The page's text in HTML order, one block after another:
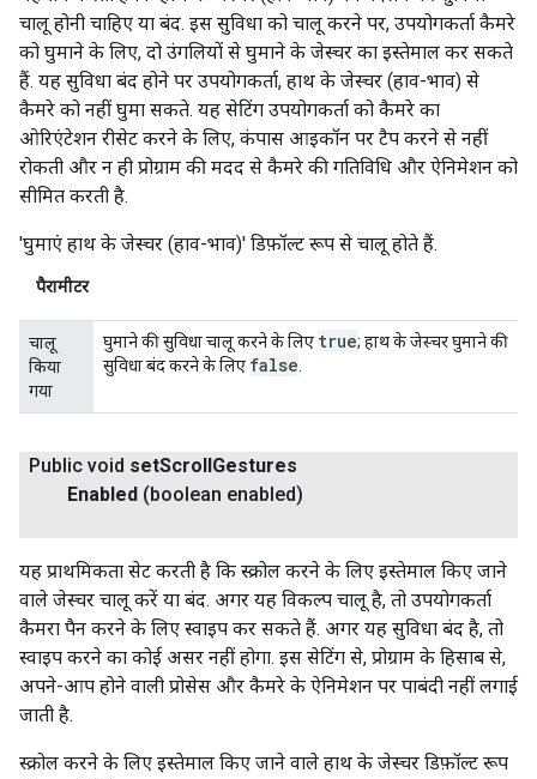
चालू होनी चाहिए या बंद. इस सुविधा को चालू करने पर, उपयोगकर्ता कैमरे
को घुमाने के लिए, दो उंगलियों से घुमाने के जेस्चर का इस्तेमाल कर सकते
हैं. यह सुविधा बंद होने पर उपयोगकर्ता, हाथ के जेस्चर (हाव-भाव) से
कैमरे को नहीं घुमा सकते. यह सेटिंग उपयोगकर्ता को कैमरे का
ओरिएंटेशन रीसेट करने के लिए, कंपास आइकॉन पर टैप करने से नहीं
रोकती और न ही प्रोग्राम की मदद से कैमरे की गतिविधि और ऐनिमेशन को
सीमित करती है.
'घुमाएं हाथ के जेस्चर (हाव-भाव)' डिफ़ॉल्ट रूप से चालू होते हैं.
पैरामीटर
चालू
किया
गया
घुमाने की सुविधा चालू करने के लिए true; हाथ के जेस्चर घुमाने की
सुविधा बंद करने के लिए false
Public void setScrollGestures
Enabled (boolean enabled)
यह प्राथमिकता सेट करती है कि स्क्रोल करने के लिए इस्तेमाल किए जाने
वाले जेस्चर चालू करें या बंद. अगर यह विकल्प चालू है, तो उपयोगकर्ता
कैमरा पैन करने के लिए स्वाइप कर सकते हैं. अगर यह सुविधा बंद है, तो
स्वाइप करने का कोई असर नहीं होगा. इस सेटिंग से, प्रोग्राम के हिसाब से,
अपने-आप होने वाली प्रोसेस और कैमरे के ऐनिमेशन पर पाबंदी नहीं लगाई
जाती है.
स्क्रोल करने के लिए इस्तेमाल किए जाने वाले हाथ के जेस्चर डिफ़ॉल्ट रूप